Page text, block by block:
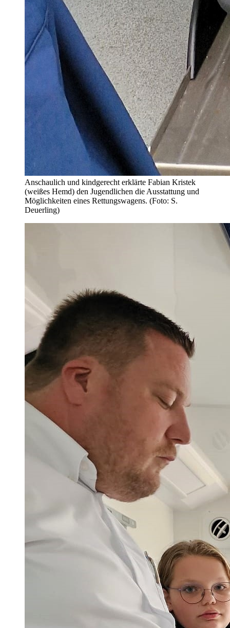
Anschaulich und kindgerecht erklärte Fabian Kristek
(weißes Hemd) den Jugendlichen die Ausstattung und
Möglichkeiten eines Rettungswagens. (Foto: S.
Deuerling)